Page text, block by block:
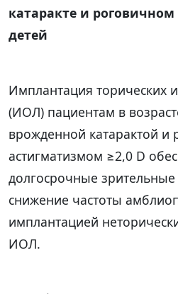
катаракте и
детей
Имплантация торических
(ИОЛ) пациентам в
врожденной катарактой и
астигматизмом ≥2,0 D
долгосрочные зрительные
снижение частоты
имплантацией
ИОЛ.